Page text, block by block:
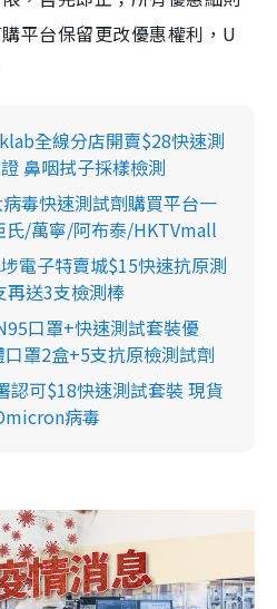
平台保留更改優惠權利，U
全線分店開賣$28快速測
鼻咽拭子採樣檢測
病毒快速測試劑購買平台一
氏/萬寧/阿布泰/HKTVmall
電子特賣城$15快速抗原測
再送3支檢測棒
口罩+快速測試套裝優
罩2盒+5支抗原檢測試劑
認可$18快速測試套裝 現貨
病毒